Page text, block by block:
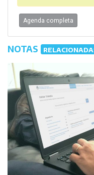
Agenda completa
NOTAS